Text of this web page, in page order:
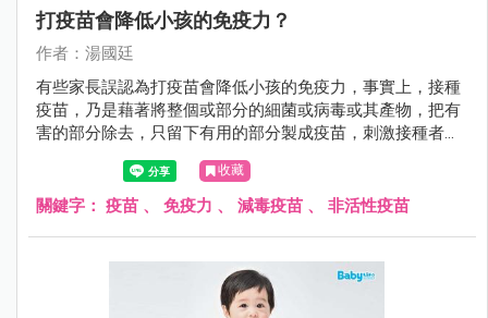
打疫苗會降低小孩的免疫力？
作者：湯國廷
有些家長誤認為打疫苗會降低小孩的免疫力，事實上，接種
疫苗，乃是藉著將整個或部分的細菌或病毒或其產物，把有
害的部分除去，只留下有用的部分製成疫苗，刺激接種者的
免疫系統，使接種者自己能產生危險性低卻類似自染感染的
免疫反應，也就是產生保護力（主動免疫）。 不可否認的，
預防重於治療。尤其對於傳染病，注射疫苗是抵抗傳染病最
收藏
關鍵字： 疫苗 、 免疫力 、 減毒疫苗 、 非活性疫苗